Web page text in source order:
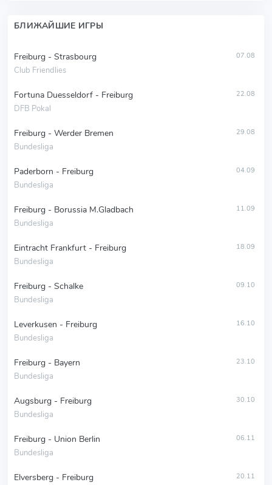
БЛИЖАЙШИЕ ИГРЫ
Freiburg - Strasbourg
Club Friendlies
07.08
Fortuna Duesseldorf - Freiburg
DFB Pokal
22.08
Freiburg - Werder Bremen
Bundesliga
29.08
Paderborn - Freiburg
Bundesliga
04.09
Freiburg - Borussia M.Gladbach
Bundesliga
11.09
Eintracht Frankfurt - Freiburg
Bundesliga
18.09
Freiburg - Schalke
Bundesliga
09.10
Leverkusen - Freiburg
Bundesliga
16.10
Freiburg - Bayern
Bundesliga
23.10
Augsburg - Freiburg
Bundesliga
30.10
Freiburg - Union Berlin
Bundesliga
06.11
Elversberg - Freiburg 20.11